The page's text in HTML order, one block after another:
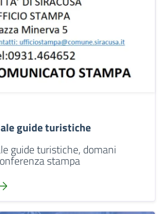
guide turistiche
guide turistiche, domani
stampa